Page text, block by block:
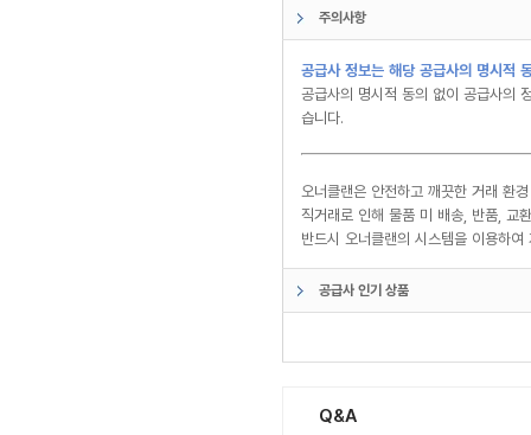
주의사항
공급사 정보는 해당 공급사의 명시적
공급사의 명시적 동의 없이 공급사의
습니다.
오너클랜은 안전하고 깨끗한 거래 환
직거래로 인해 물품 미 배송, 반품, 교
반드시 오너클랜의 시스템을 이용하
공급사 인기 상품
Q&A